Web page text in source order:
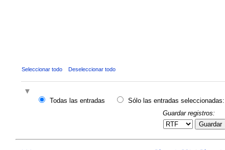
Seleccionar todo Deseleccionar todo
Todas las entradas
Sólo las entradas seleccionadas:
Guardar registros:
Guardar